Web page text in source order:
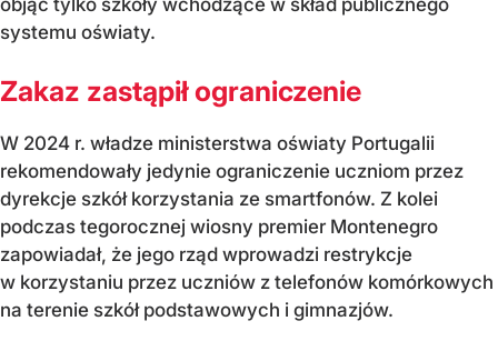
objąć tylko szkoły wchodzące w skład publicznego
systemu oświaty.
Zakaz zastąpił ograniczenie
W 2024 r. władze ministerstwa oświaty Portugalii
rekomendowały jedynie ograniczenie uczniom przez
dyrekcje szkół korzystania ze smartfonów. Z kolei
podczas tegorocznej wiosny premier Montenegro
zapowiadał, że jego rząd wprowadzi restrykcje
w korzystaniu przez uczniów z telefonów komórkowych
na terenie szkół podstawowych i gimnazjów.